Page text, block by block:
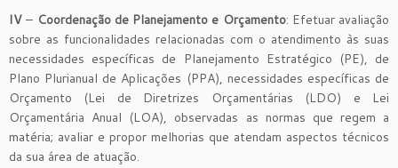
IV– Coordenação de Planejamento e Orçamento: Efetuar avaliação
sobre as funcionalidades relacionadas com o atendimento às suas
necessidades específicas de Planejamento Estratégico (PE), de
Plano Plurianual de Aplicações (PPA), necessidades específicas de
Orçamento (Lei de Diretrizes Orçamentárias (LDO) e Lei
Orçamentária Anual (LOA), observadas as normas que regem a
matéria; avaliar e propor melhorias que atendam aspectos técnicos
da sua área de atuação.